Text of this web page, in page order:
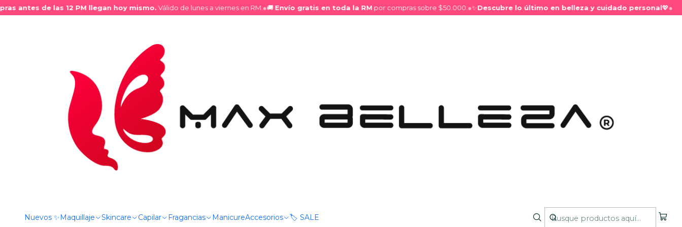
de las 12 PM llegan hoy mismo.Válido de lunes a viernes en RM.●🚚Envío gratis en toda la RMpor compras sobre $50.000. ●✨Descubre lo último en belleza y cuidado personal💖●⏰
Nuevos ✨Maquillaje Skincare Capilar Fragancias ManicureAccesorios 🏷️ SALE
Filtrar Productos
1-18 de 18 productos
Aplicar filtros
Max Belle®
Corrector Líquido
$1.190 CLP